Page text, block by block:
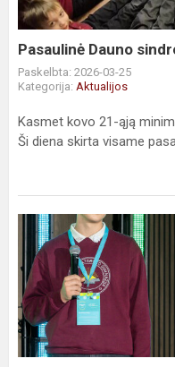
Pasaulinė Dauno
Paskelbta: 2026-03-25
Kategorija: Aktualijos
Kasmet kovo 21-ąją
Ši diena skirta visame
Pranešimas
konferencijoje
„EFEKTAS
2026“:
mokytojo
vaidmuo...